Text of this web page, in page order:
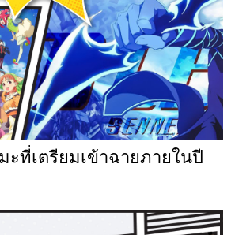
ะที่เตรียมเข้าฉายภายในปี